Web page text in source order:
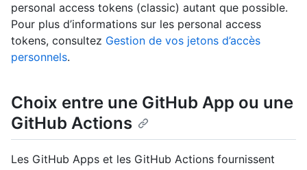
personal access tokens (classic) autant que possible.
Pour plus d’informations sur les personal access
tokens, consultez Gestion de vos jetons d’accès
personnels.
Choix entre une GitHub App ou une
GitHub Actions
Les GitHub Apps et les GitHub Actions fournissent